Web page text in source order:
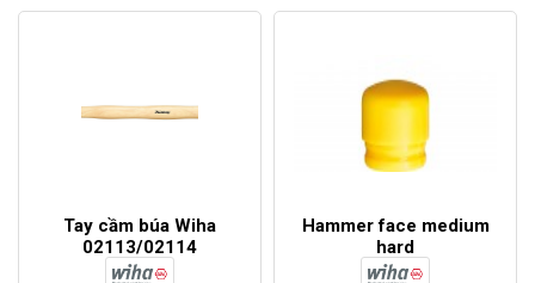
Tay cầm búa Wiha
02113/02114
Hammer face medium
hard